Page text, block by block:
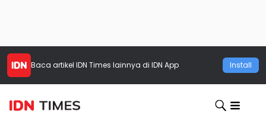
Baca artikel IDN Times lainnya di IDN App Install